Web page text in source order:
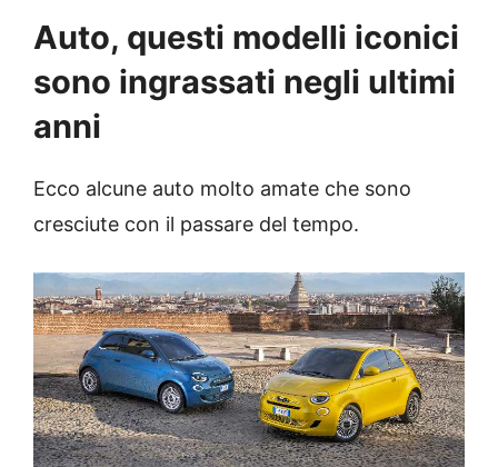
Auto, questi modelli iconici
sono ingrassati negli ultimi
anni
Ecco alcune auto molto amate che sono
cresciute con il passare del tempo.